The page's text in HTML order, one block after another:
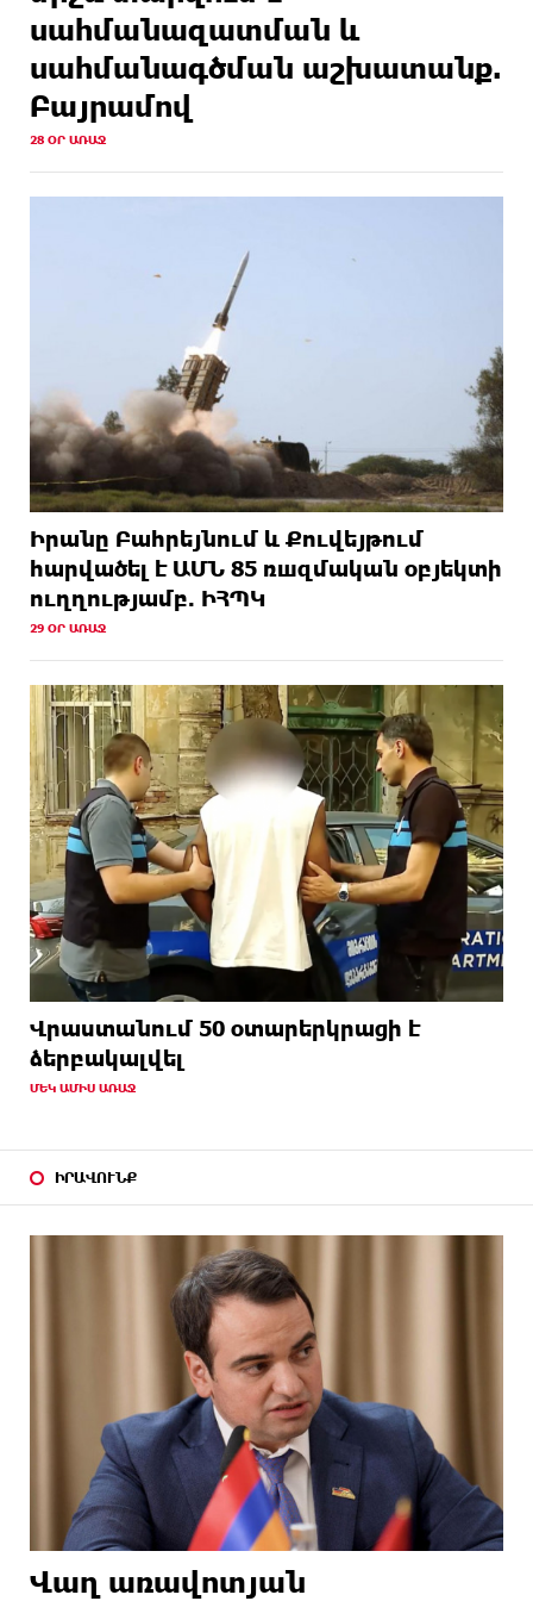
սահմանազատման և
սահմանագծման աշխատանք.
Բայրամով
28 ՕՐ ԱՌԱՋ
Իրանը Բահրեյնում և Քուվեյթում
hարվածել է ԱՄՆ 85 ռшզմական օբյեկտի
ուղղությամբ. ԻՀՊԿ
29 ՕՐ ԱՌԱՋ
Վրաստանում 50 օտարերկրացի է
ձերբակալվել
ՄԵԿ ԱՄԻՍ ԱՌԱՋ
ԻՐԱՎՈՒՆՔ
Վաղ առավոտյան